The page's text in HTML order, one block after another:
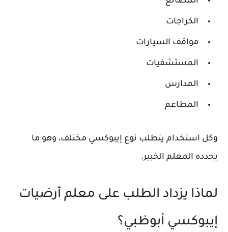
الكراجات
مواقف السيارات
المستشفيات
المدارس
المطاعم
وكل استخدام يتطلب نوع إيبوكسي مختلف، وهو ما
يحدده المعلم الخبير.
لماذا يزداد الطلب على معلم أرضيات
إيبوكسي أبوظبي؟